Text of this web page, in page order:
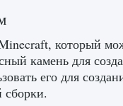
который
камень для
его для